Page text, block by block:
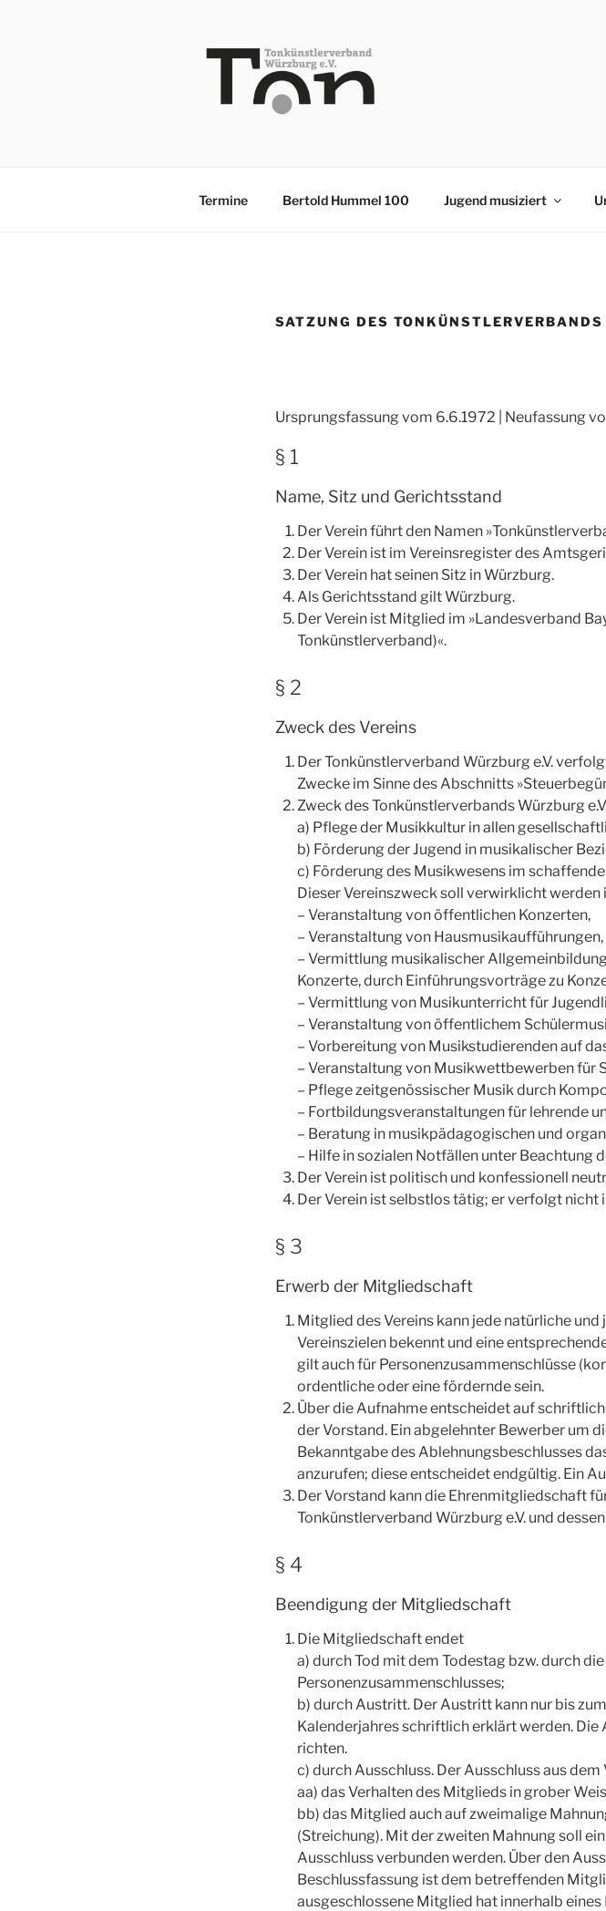
Termine Bertold Hummel 100 Jugend musiziert
SATZUNG DES
Ursprungsfassung vom 6.6.1972 | Neufassung
§ 1
Name, Sitz und Gerichtsstand
Der Verein führt den Namen
Der Verein ist im Vereinsregister des
Der Verein hat seinen Sitz in Würzburg.
Als Gerichtsstand gilt Würzburg.
Der Verein ist Mitglied im »Landesverband
Tonkünstlerverband)«.
§ 2
Zweck des Vereins
Der Tonkünstlerverband Würzburg e.V.
Zwecke im Sinne des Abschnitts
Zweck des Tonkünstlerverbands Würzburg
a) Pflege der Musikkultur in allen
b) Förderung der Jugend in musikalischer
c) Förderung des Musikwesens im
Dieser Vereinszweck soll verwirklicht werden
– Veranstaltung von öffentlichen Konzerten,
– Veranstaltung von Hausmusikaufführungen,
– Vermittlung musikalischer
Konzerte, durch Einführungsvorträge zu
– Vermittlung von Musikunterricht für
– Veranstaltung von öffentlichem
– Vorbereitung von Musikstudierenden auf
– Veranstaltung von Musikwettbewerben für
– Pflege zeitgenössischer Musik durch
– Fortbildungsveranstaltungen für lehrende
– Beratung in musikpädagogischen und
– Hilfe in sozialen Notfällen unter Beachtung
Der Verein ist politisch und konfessionell
Der Verein ist selbstlos tätig; er verfolgt
§ 3
Erwerb der Mitgliedschaft
Mitglied des Vereins kann jede natürliche
Vereinszielen bekennt und eine
gilt auch für Personenzusammenschlüsse
ordentliche oder eine fördernde sein.
Über die Aufnahme entscheidet auf
der Vorstand. Ein abgelehnter Bewerber um
Bekanntgabe des Ablehnungsbeschlusses
anzurufen; diese entscheidet endgültig. Ein
Der Vorstand kann die Ehrenmitgliedschaft
Tonkünstlerverband Würzburg e.V. und
§ 4
Beendigung der Mitgliedschaft
Die Mitgliedschaft endet
a) durch Tod mit dem Todestag bzw. durch
Personenzusammenschlusses;
b) durch Austritt. Der Austritt kann nur bis
Kalenderjahres schriftlich erklärt werden. Die
richten.
c) durch Ausschluss. Der Ausschluss aus dem
aa) das Verhalten des Mitglieds in grober
bb) das Mitglied auch auf zweimalige
(Streichung). Mit der zweiten Mahnung soll
Ausschluss verbunden werden. Über den
Beschlussfassung ist dem betreffenden
ausgeschlossene Mitglied hat innerhalb